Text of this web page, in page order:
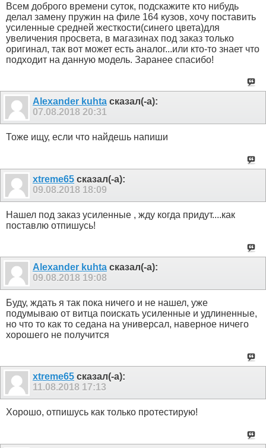
Всем доброго времени суток, подскажите кто нибудь
делал замену пружин на филе 164 кузов, хочу поставить
усиленные средней жесткости(синего цвета)для
увеличения просвета, в магазинах под заказ только
оригинал, так вот может есть аналог...или кто-то знает что
подходит на данную модель. Заранее спасибо!
Alexander kuhta сказал(-а):
07.08.2018 20:31
Тоже ищу, если что найдешь напиши
xtreme65 сказал(-а):
09.08.2018 18:09
Нашел под заказ усиленные , жду когда придут....как
поставлю отпишусь!
Alexander kuhta сказал(-а):
09.08.2018 19:08
Буду, ждать я так пока ничего и не нашел, уже
подумываю от витца поискать усиленные и удлиненные,
но что то как то седана на универсал, наверное ничего
хорошего не получится
xtreme65 сказал(-а):
11.08.2018 17:13
Хорошо, отпишусь как только протестирую!